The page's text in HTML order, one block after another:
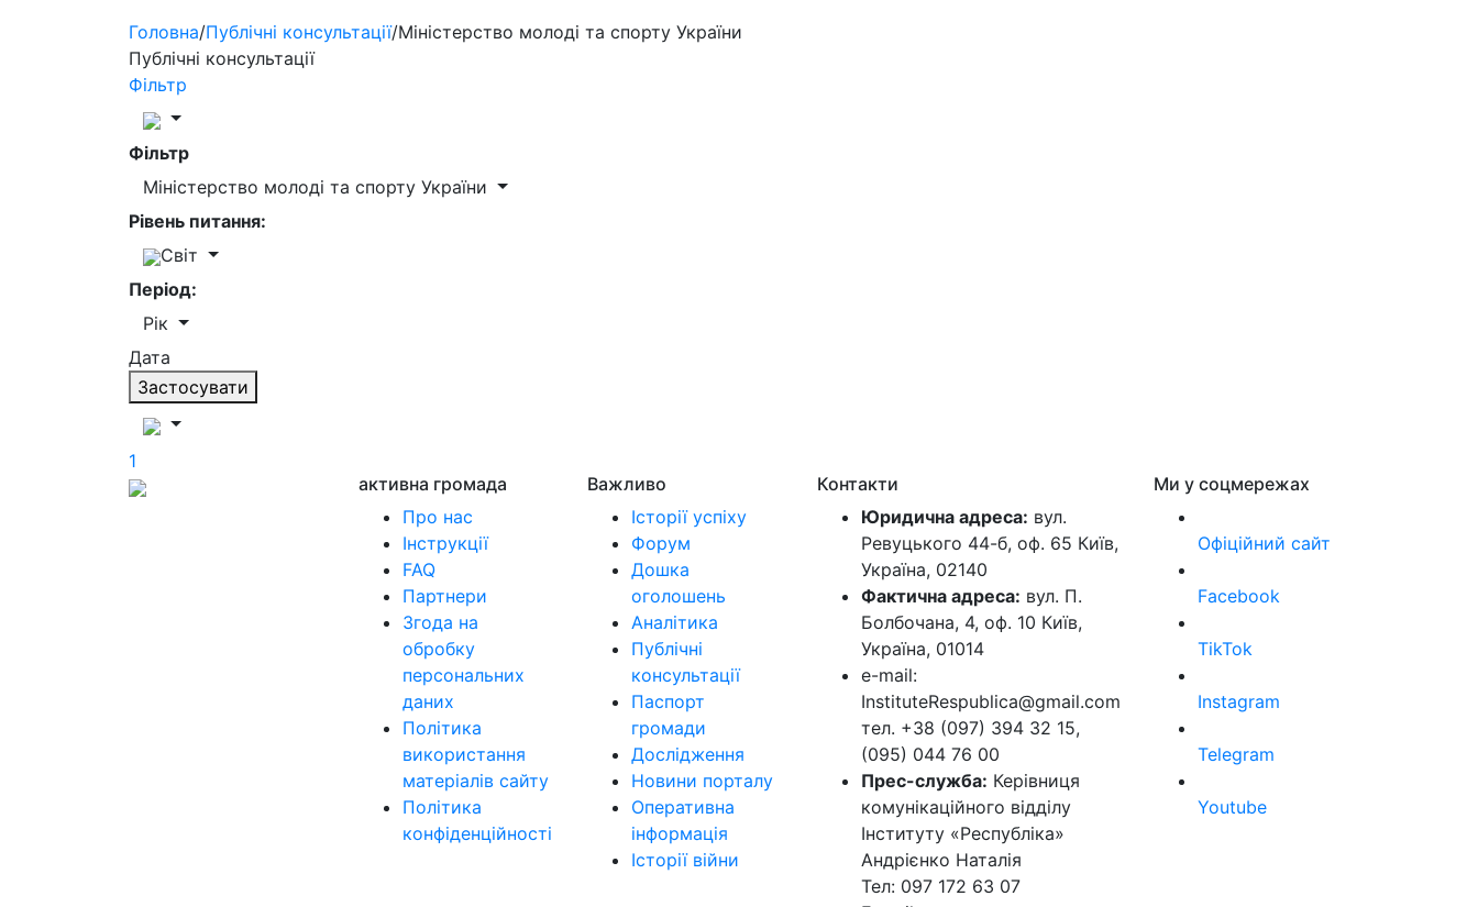
Головна/Публічні консультації/Міністерство молоді та спорту України
Публічні консультації
Фільтр
Фільтр
Міністерство молоді та спорту України
Рівень питання:
Світ
Період:
Рік
Дата
Застосувати
1
активна громада
Про нас
Інструкції
FAQ
Партнери
Згода на
обробку
персональних
даних
Політика
використання
матеріалів сайту
Політика
конфіденційності
Важливо
Історії успіху
Форум
Дошка
оголошень
Аналітика
Публічні
консультації
Паспорт
громади
Дослідження
Новини порталу
Оперативна
інформація
Історії війни
Контакти
Юридична адреса: вул.
Ревуцького 44-б, оф. 65 Київ,
Україна, 02140
Фактична адреса: вул. П.
Болбочана, 4, оф. 10 Київ,
Україна, 01014
e-mail:
InstituteRespublica@gmail.com
тел. +38 (097) 394 32 15,
(095) 044 76 00
Прес-служба: Керівниця
комунікаційного відділу
Інституту «Республіка»
Андрієнко Наталія
Тел: 097 172 63 07
Ми у соцмережах
Офіційний сайт
Facebook
TikTok
Instagram
Telegram
Youtube